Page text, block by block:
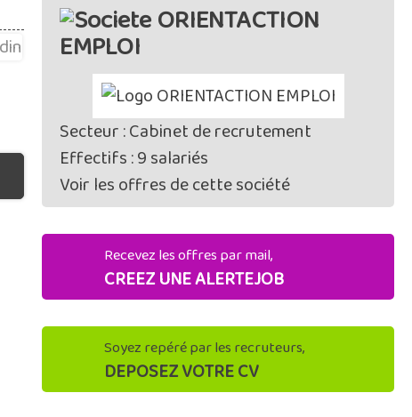
ORIENTACTION
EMPLOI
Secteur : Cabinet de recrutement
Effectifs : 9 salariés
Voir les offres de cette société
Recevez les offres par mail,
CREEZ UNE ALERTEJOB
Soyez repéré par les recruteurs,
DEPOSEZ VOTRE CV